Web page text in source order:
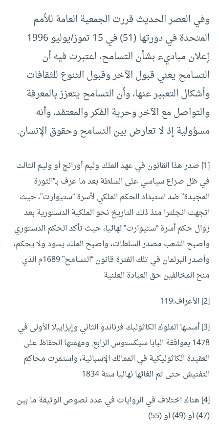
وفي العصر الحديث قررت الجمعية العامة للأمم
المتحدة في دورتها (51) في 15 تموز/يوليو 1996
إعلان مباديء بشأن التسامح، اعتبرت فيه أن
التسامح يعني قبول الآخر وقبول التنوع للثقافات
وأشكال التعبير عنها، وأن التسامح يتعزز بالمعرفة
والتواصل مع الآخر وحرية الفكر والمعتقد، وأنه
مسؤولية إذ لا تعارض بين التسامح وحقوق الإنسان.
[1] صدر هذا القانون في عهد الملك وليم أورانج أو وليم الثالث
في ظل صراع سياسي على السلطة بعد ما عرف بـ”الثورة
المجيدة” ضد استبداد الحكم الملكي لأسرة “ستيوارت”، حيث
اتجهت انجلترا منذ ذلك التاريخ نحو الملكية الدستورية بعد
زوال حكم أسرة “ستيوارت” نهائيا، حيث تأكد الحكم الدستوري
واصبح الشعب مصدر السلطات، واصبح الملك يسود ولا يحكم،
وأصدر البرلمان في تلك الفترة قانون “التسامح” 1689م الذي
منح المخالفين حق العبادة العلنية
[2] الأعراف:119
[3] أسسها الملوك الكاثوليك فرناندو الثاني وإيزابيلا الأولى في
1478 بموافقة البابا سيكستوس الرابع. ومهمتها الحفاظ على
العقيدة الكاثوليكية في الممالك الإسبانية، واستمرت محاكم
التفتيش حتى تم الغائها نهائيا سنة 1834
[4] هناك اختلاف في الروايات في عدد نصوص الوثيقة ما بين
(47) أو (49) أو (55)